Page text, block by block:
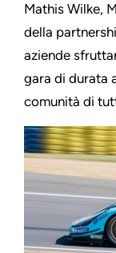
Mathis Wilke,
della
aziende
gara di durata
comunità di